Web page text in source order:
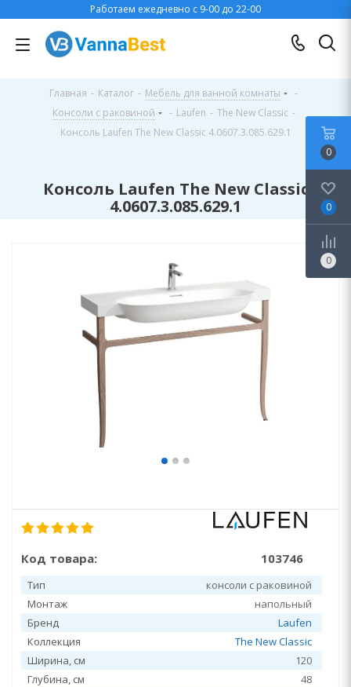
Работаем ежедневно с 9-00 до 22-00
Главная - Каталог - Мебель для ванной комнаты
-
Консоли с раковиной
- Laufen - The New Classic -
Консоль Laufen The New Classic 4.0607.3.085.629.1
Консоль Laufen The New Classic
4.0607.3.085.629.1
Код товара: 103746
Тип
консоли с раковиной
Монтаж
напольный
Бренд
Laufen
Коллекция
The New Classic
Ширина, см
120
Глубина, см
48
0
0
0